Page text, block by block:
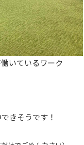
いているワーク
きそうです！